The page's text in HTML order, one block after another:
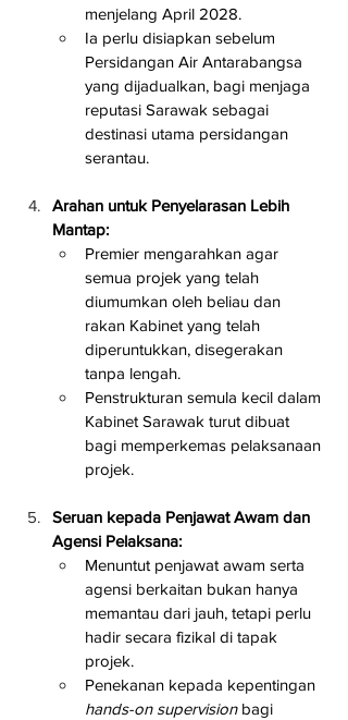
menjelang April 2028.
Ia perlu disiapkan sebelum
Persidangan Air Antarabangsa
yang dijadualkan, bagi menjaga
reputasi Sarawak sebagai
destinasi utama persidangan
serantau.
Arahan untuk Penyelarasan Lebih
Mantap:
Premier mengarahkan agar
semua projek yang telah
diumumkan oleh beliau dan
rakan Kabinet yang telah
diperuntukkan, disegerakan
tanpa lengah.
Penstrukturan semula kecil dalam
Kabinet Sarawak turut dibuat
bagi memperkemas pelaksanaan
projek.
Seruan kepada Penjawat Awam dan
Agensi Pelaksana:
Menuntut penjawat awam serta
agensi berkaitan bukan hanya
memantau dari jauh, tetapi perlu
hadir secara fizikal di tapak
projek.
Penekanan kepada kepentingan
hands-on supervision bagi